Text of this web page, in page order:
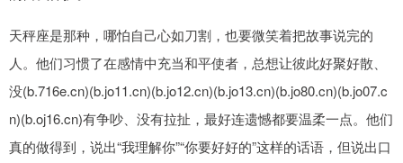
天秤座是那种，哪怕自己心如刀割，也要微笑着把故事说完的
人。他们习惯了在感情中充当和平使者，总想让彼此好聚好散、
没(b.716e.cn)(b.jo11.cn)(b.jo12.cn)(b.jo13.cn)(b.jo80.cn)(b.jo07.c
n)(b.oj16.cn)有争吵、没有拉扯，最好连遗憾都要温柔一点。他们
真的做得到，说出“我理解你”“你要好好的”这样的话语，但说出口